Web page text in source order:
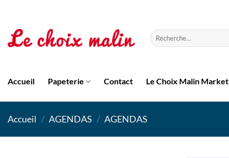
contenu
Recherche
pour :
Accueil Papeterie Contact Le Choix Malin Market
Accueil / AGENDAS / AGENDAS